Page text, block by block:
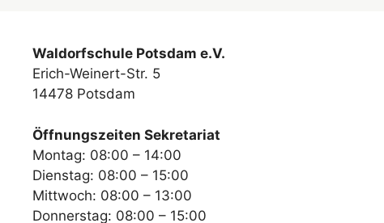
Waldorfschule Potsdam e.V.
Erich-Weinert-Str. 5
14478 Potsdam
Öffnungszeiten Sekretariat
Montag: 08:00 – 14:00
Dienstag: 08:00 – 15:00
Mittwoch: 08:00 – 13:00
Donnerstag: 08:00 – 15:00